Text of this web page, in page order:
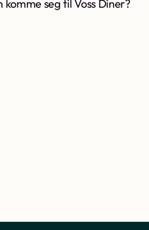
komme seg til Voss Diner?